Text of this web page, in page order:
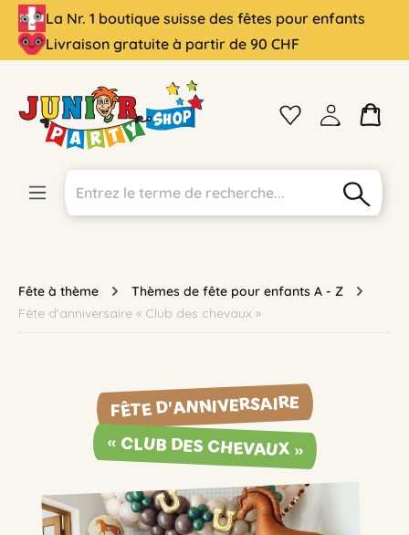
principal
La Nr. 1 boutique suisse des fêtes pour enfants
Livraison gratuite à partir de 90 CHF
Fête à thème
Thèmes de fête pour enfants A - Z
Fête d'anniversaire « Club des chevaux »
FÊTE D'ANNIVERSAIRE
« CLUB DES CHEVAUX »